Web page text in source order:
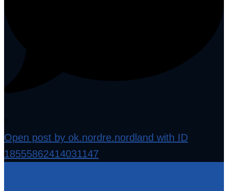
0
Open post by ok.nordre.nordland with ID
18555862414031147